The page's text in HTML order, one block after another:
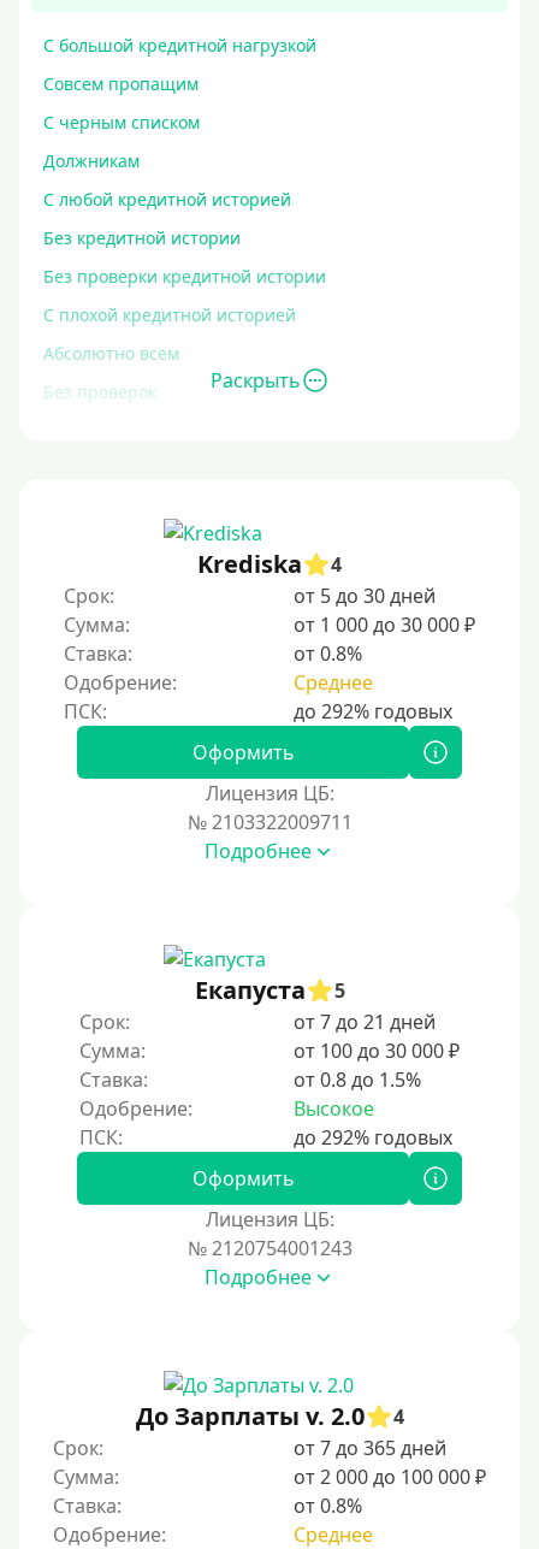
С большой кредитной нагрузкой
Совсем пропащим
С черным списком
Должникам
С любой кредитной историей
Без кредитной истории
Без проверки кредитной истории
С плохой кредитной историей
Абсолютно всем
Без проверок
С просрочками
Залог
Под залог ПТС
Без залога
Под залог недвижимости
Под ПТС по доверенности
Цель
На Новый Год
Для исправления кредитной истории
На погашение других займов
До зарплаты
Без документов
По ИНН
По загранпаспорту
По военному билету
Раскрыть
Krediska
4
Срок:
от 5 до 30 дней
Сумма:
от 1 000 до 30 000 ₽
Ставка:
от 0.8%
Одобрение:
Среднее
Оформить
Лицензия ЦБ:
№ 2103322009711
Подробнее
Екапуста
5
Срок:
от 7 до 21 дней
Сумма:
от 100 до 30 000 ₽
Ставка:
от 0.8 до 1.5%
Одобрение:
Высокое
Оформить
Лицензия ЦБ:
№ 2120754001243
Подробнее
До Зарплаты v. 2.0
4
Срок:
от 7 до 365 дней
Сумма:
от 2 000 до 100 000 ₽
Ставка:
от 0.8%
Одобрение:
Среднее